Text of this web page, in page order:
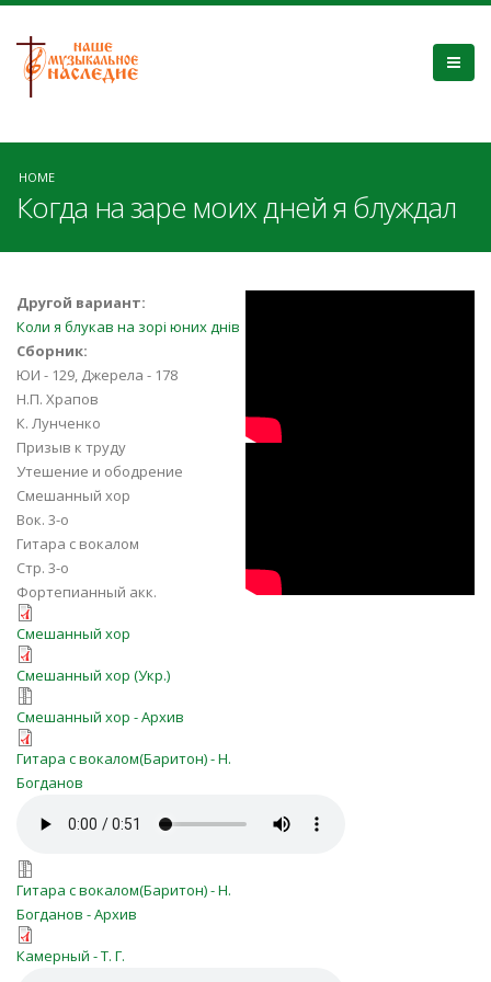
HOME
Когда на заре моих дней я блуждал
Другой вариант:
Коли я блукав на зорі юних днів
Сборник:
ЮИ - 129, Джерела - 178
Н.П. Храпов
К. Лунченко
Призыв к труду
Утешение и ободрение
Смешанный хор
Вок. 3-о
Гитара с вокалом
Стр. 3-о
Фортепианный акк.
kogda-na-zare-moih-dney.pdf
Смешанный хор
kogda-na-zare-moih-dney-ukr.pdf
Смешанный хор (Укр.)
kogda-na-zare-moih-dney_0.zip
Смешанный хор - Архив
Когда на заре моих дней я
блуждал ЮИ № 129.pdf
Гитара с вокалом(Баритон) - Н.
Богданов
Когда на заре моих дней я
блуждал ЮИ № 129.mp3
Гитара с вокалом(Баритон) - Н.
Богданов - Архив
Когда на заре-п-ра.pdf
Камерный - Т. Г.